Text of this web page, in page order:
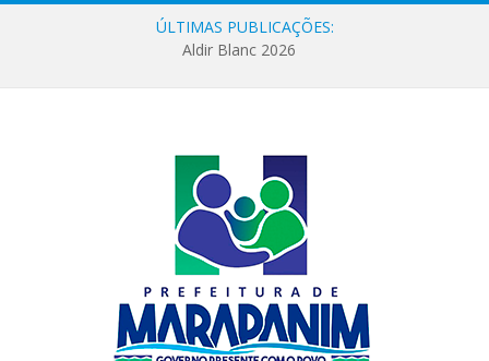
ÚLTIMAS PUBLICAÇÕES:
Aldir Blanc 2026